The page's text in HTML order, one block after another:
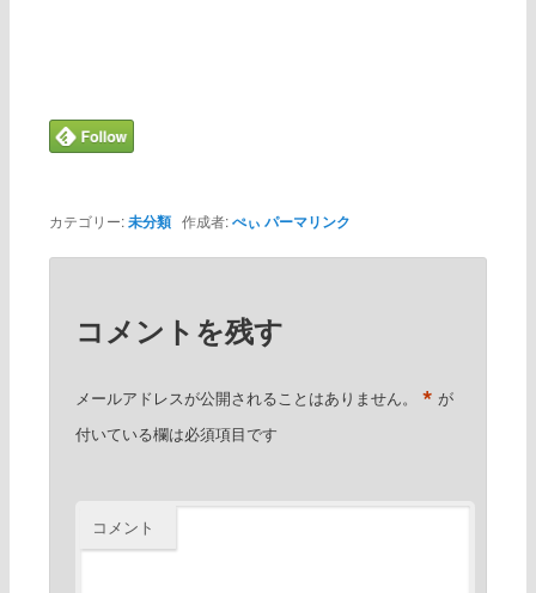
カテゴリー:未分類作成者:ぺぃ パーマリンク
コメントを残す
メールアドレスが公開されることはありません。 * が
付いている欄は必須項目です
コメント